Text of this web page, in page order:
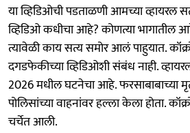
या व्हिडिओची पडताळणी आमच्या व्हायरल
व्हिडिओ कधीचा आहे? कोणत्या भागातील
त्यावेळी काय सत्य समोर आलं पाहुयात.
दगडफेकीच्या व्हिडिओशी संबंध नाही.
2026 मधील घटनेचा आहे. फरसाबाबाच्या
पोलिसांच्या वाहनांवर हल्ला केला होता.
चर्चेत आली.